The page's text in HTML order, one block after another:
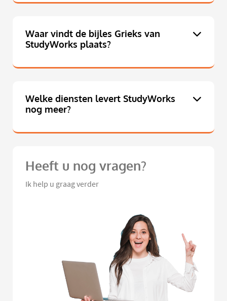
Waar vindt de bijles Grieks van
StudyWorks plaats?
Welke diensten levert StudyWorks
nog meer?
Heeft u nog vragen?
Ik help u graag verder